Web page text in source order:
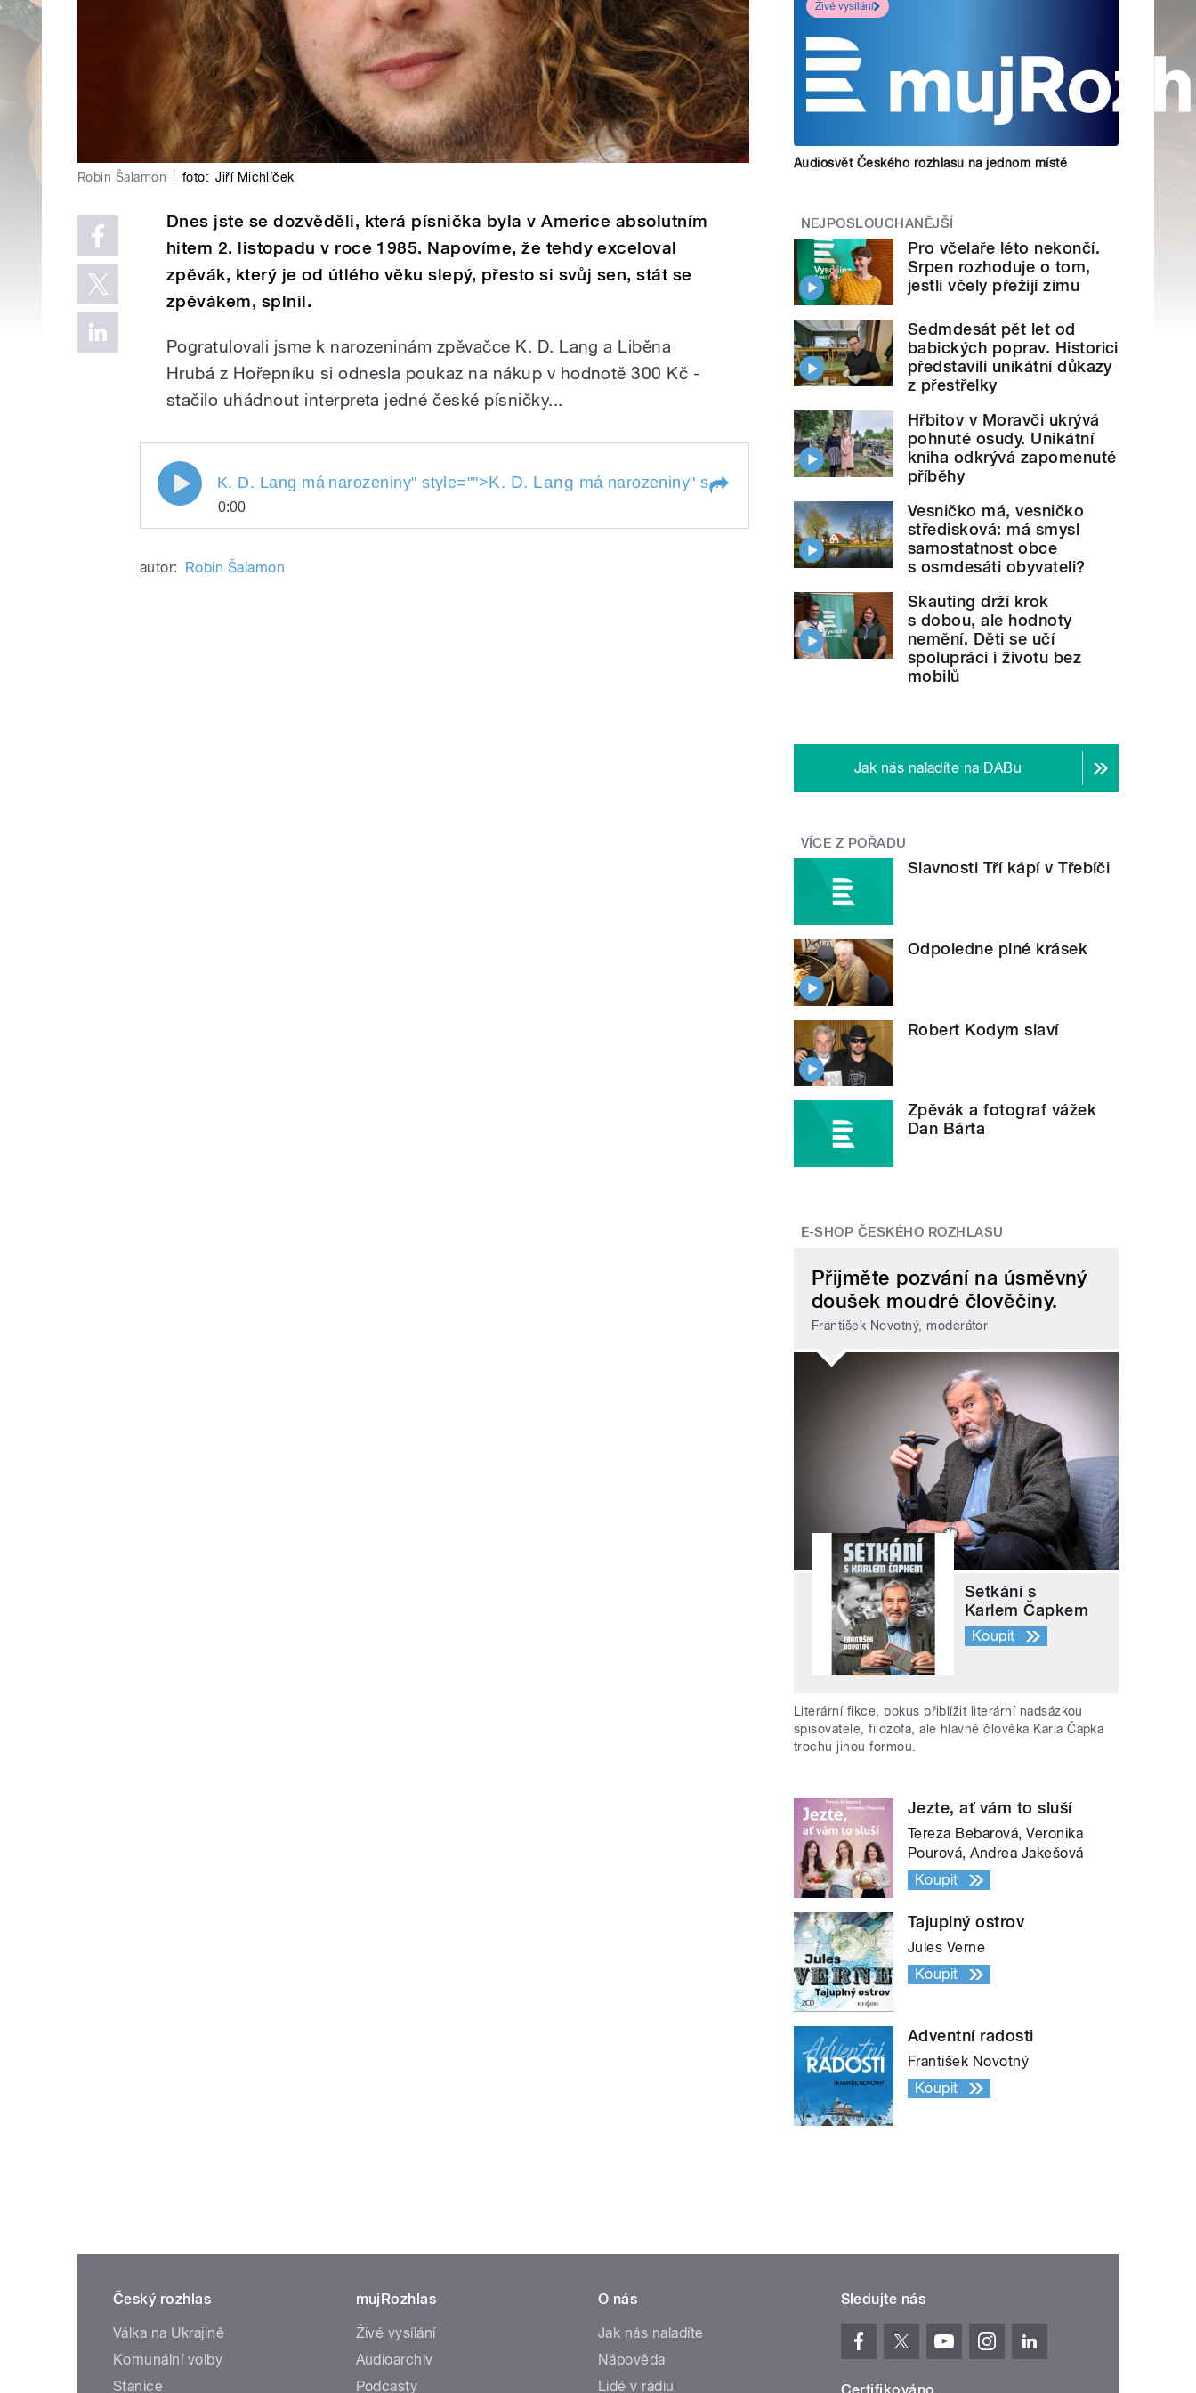
Robin Šalamon foto: Jiří Michlíček
Dnes jste se dozvěděli, která písnička byla v Americe absolutním
hitem 2. listopadu v roce 1985. Napovíme, že tehdy exceloval
zpěvák, který je od útlého věku slepý, přesto si svůj sen, stát se
zpěvákem, splnil.
Pogratulovali jsme k narozeninám zpěvačce K. D. Lang a Liběna
Hrubá z Hořepníku si odnesla poukaz na nákup v hodnotě 300 Kč -
stačilo uhádnout interpreta jedné české písničky...
K. D. Lang má narozeniny" style="">K. D. Lang má narozeniny" style=""> K. D. Lang má narozeniny
0:00
autor:
Robin Šalamon
Živé vysílání
Audiosvět Českého rozhlasu na jednom místě
NEJPOSLOUCHANĚJŠÍ
Pro včelaře léto nekončí.
Srpen rozhoduje o tom,
jestli včely přežijí zimu
Sedmdesát pět let od
babických poprav. Historici
představili unikátní důkazy
z přestřelky
Hřbitov v Moravči ukrývá
pohnuté osudy. Unikátní
kniha odkrývá zapomenuté
příběhy
Vesničko má, vesničko
středisková: má smysl
samostatnost obce
s osmdesáti obyvateli?
Skauting drží krok
s dobou, ale hodnoty
nemění. Děti se učí
spolupráci i životu bez
mobilů
Jak nás naladíte na DABu
VÍCE Z POŘADU
Slavnosti Tří kápí v Třebíči
Odpoledne plné krásek
Robert Kodym slaví
Zpěvák a fotograf vážek
Dan Bárta
E-SHOP ČESKÉHO ROZHLASU
Přijměte pozvání na úsměvný
doušek moudré člověčiny.
František Novotný, moderátor
Setkání s
Karlem Čapkem
Koupit
Literární fikce, pokus přiblížit literární nadsázkou
spisovatele, filozofa, ale hlavně člověka Karla Čapka
trochu jinou formou.
Jezte, ať vám to sluší
Tereza Bebarová, Veronika
Pourová, Andrea Jakešová
Koupit
Tajuplný ostrov
Jules Verne
Koupit
Adventní radosti
František Novotný
Koupit
Český rozhlas
Válka na Ukrajině
Komunální volby
Stanice
mujRozhlas
Živé vysílání
Audioarchiv
Podcasty
O nás
Jak nás naladíte
Nápověda
Lidé v rádiu
Sledujte nás